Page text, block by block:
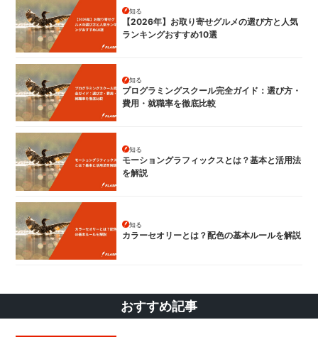
【2026年】お取り寄せグルメの選び方と人気
ランキングおすすめ10選
知る
プログラミングスクール完全ガイド：選び方・
費用・就職率を徹底比較
知る
モーショングラフィックスとは？基本と活用法
を解説
知る
カラーセオリーとは？配色の基本ルールを解説
知る
おすすめ記事